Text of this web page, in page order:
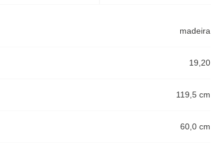
madeira
19,20
119,5 cm
60,0 cm